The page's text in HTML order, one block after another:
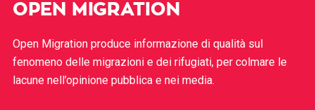
OPEN MIGRATION
Open Migration produce informazione di qualità sul
fenomeno delle migrazioni e dei rifugiati, per colmare le
lacune nell’opinione pubblica e nei media.